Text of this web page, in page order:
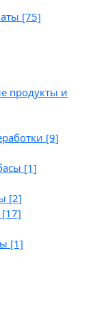
[75]
продукты и
[9]
[1]
[2]
[17]
[1]